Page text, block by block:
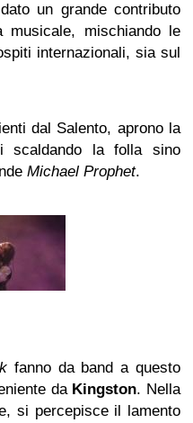
un grande contributo
musicale, mischiando le
internazionali, sia sul
dal Salento, aprono la
scaldando la folla sino
Michael Prophet.
fanno da band a questo
da Kingston. Nella
si percepisce il lamento